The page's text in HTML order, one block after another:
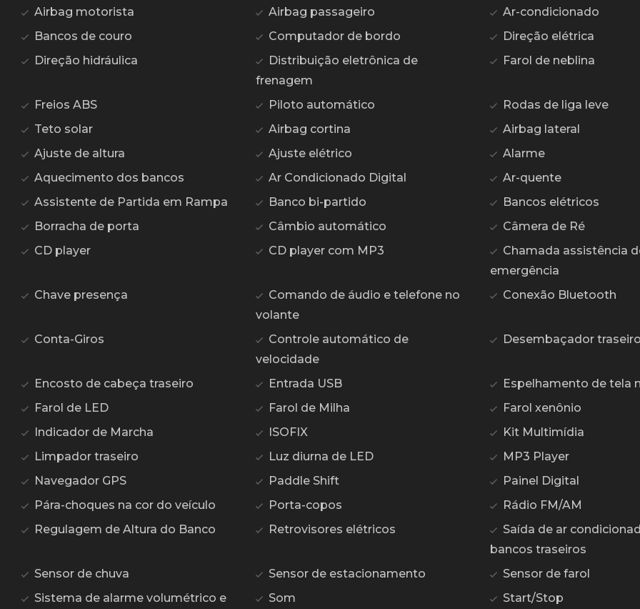
Airbag motorista Airbag passageiro
Ar-condicionado
Bancos de couro
Computador de bordo
Direção elétrica
Direção hidráulica
Distribuição eletrônica de
frenagem
Farol de neblina
Freios ABS Piloto automático
Rodas de liga leve
Teto solar
Airbag cortina
Airbag lateral
Ajuste de altura
Ajuste elétrico
Alarme
Aquecimento dos bancos
Ar Condicionado Digital
Ar-quente
Assistente de Partida em Rampa
Banco bi-partido
Bancos elétricos
Borracha de porta
Câmbio automático
Câmera de Ré
CD player
CD player com MP3
Chamada assistência
emergência
Chave presença
Comando de áudio e telefone no
volante
Conexão Bluetooth
Conta-Giros
Controle automático de
velocidade
Desembaçador
Encosto de cabeça traseiro Entrada USB
Espelhamento de tela
Farol de LED
Farol de Milha
Farol xenônio
Indicador de Marcha
ISOFIX
Kit Multimídia
Limpador traseiro
Luz diurna de LED
MP3 Player
Navegador GPS
Paddle Shift
Painel Digital
Pára-choques na cor do veículo
Porta-copos
Rádio FM/AM
Regulagem de Altura do Banco
Retrovisores elétricos
Saída de ar
bancos traseiros
Sensor de chuva
Sensor de estacionamento
Sensor de farol
Sistema de alarme volumétrico e
Som Start/Stop